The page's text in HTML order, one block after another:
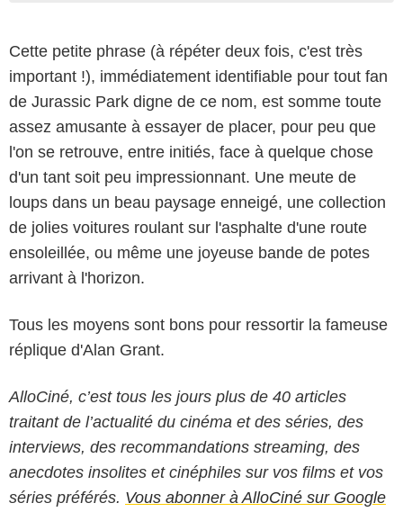
Cette petite phrase (à répéter deux fois, c'est très
important !), immédiatement identifiable pour tout fan
de Jurassic Park digne de ce nom, est somme toute
assez amusante à essayer de placer, pour peu que
l'on se retrouve, entre initiés, face à quelque chose
d'un tant soit peu impressionnant. Une meute de
loups dans un beau paysage enneigé, une collection
de jolies voitures roulant sur l'asphalte d'une route
ensoleillée, ou même une joyeuse bande de potes
arrivant à l'horizon.
Tous les moyens sont bons pour ressortir la fameuse
réplique d'Alan Grant.
AlloCiné, c’est tous les jours plus de 40 articles
traitant de l’actualité du cinéma et des séries, des
interviews, des recommandations streaming, des
anecdotes insolites et cinéphiles sur vos films et vos
séries préférés. Vous abonner à AlloCiné sur Google